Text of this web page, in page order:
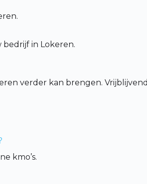
in Lokeren.
verder kan brengen.
kmo’s.